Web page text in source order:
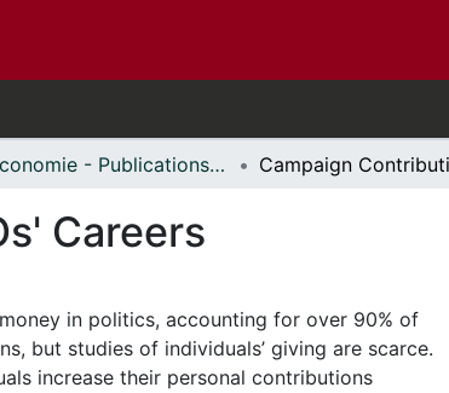
Économie - Publications // Economics - Working Papers
Careers
in politics, accounting for over 90% of
but studies of individuals’ giving are scarce.
increase their personal contributions